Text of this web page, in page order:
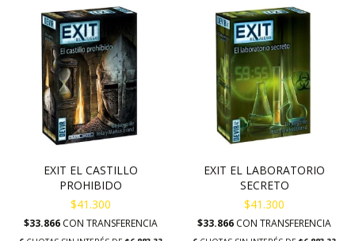
EXIT EL CASTILLO
PROHIBIDO
$41.300
$33.866 CON TRANSFERENCIA
EXIT EL LABORATORIO
SECRETO
$41.300
$33.866 CON TRANSFERENCIA